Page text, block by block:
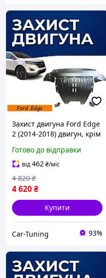
Захист двигуна Ford Edge
2 (2014-2018) двигун, крім
Закриває Радіатор, КПП і
ДВС піддон картера.
Готово до відправки
від462₴/міс
4 620₴
4 820 ₴
Купити
Car-Tuning 93%